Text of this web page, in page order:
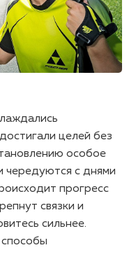
целей без
особое
чередуются с днями
прогресс
связки и
сильнее.